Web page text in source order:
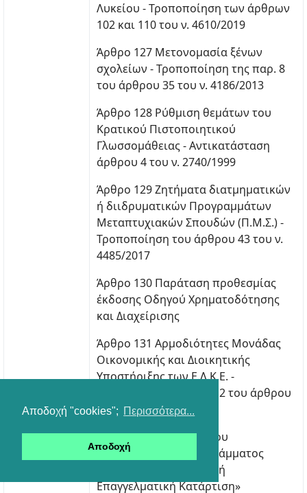
Αποδοχή "cookies"; Περισσότερα...
Αποδοχή
Λυκείου - Τροποποίηση των άρθρων
102 και 110 του ν. 4610/2019
Άρθρο 127 Μετονομασία ξένων
σχολείων - Τροποποίηση της παρ. 8
του άρθρου 35 του ν. 4186/2013
Άρθρο 128 Ρύθμιση θεμάτων του
Κρατικού Πιστοποιητικού
Γλωσσομάθειας - Αντικατάσταση
άρθρου 4 του ν. 2740/1999
Άρθρο 129 Ζητήματα διατμηματικών
ή διιδρυματικών Προγραμμάτων
Μεταπτυχιακών Σπουδών (Π.Μ.Σ.) -
Τροποποίηση του άρθρου 43 του ν.
4485/2017
Άρθρο 130 Παράταση προθεσμίας
έκδοσης Οδηγού Χρηματοδότησης
και Διαχείρισης
Άρθρο 131 Αρμοδιότητες Μονάδας
Οικονομικής και Διοικητικής
Υποστήριξης των Ε.Λ.Κ.Ε. -
Τροποποίηση της παρ. 2 του άρθρου
58 του ν. 4485/2017
Άρθρο 132 Ζητήματα του
Επιχειρησιακού Προγράμματος
«Εκπαίδευση και Αρχική
Επαγγελματική Κατάρτιση»